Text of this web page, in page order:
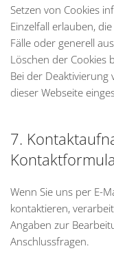
Setzen von Cookies
Einzelfall erlauben,
Fälle oder generell
Löschen der Cookies
Bei der Deaktivierung
dieser Webseite
7.
Wenn Sie uns per E-
kontaktieren,
Angaben zur
Anschlussfragen.